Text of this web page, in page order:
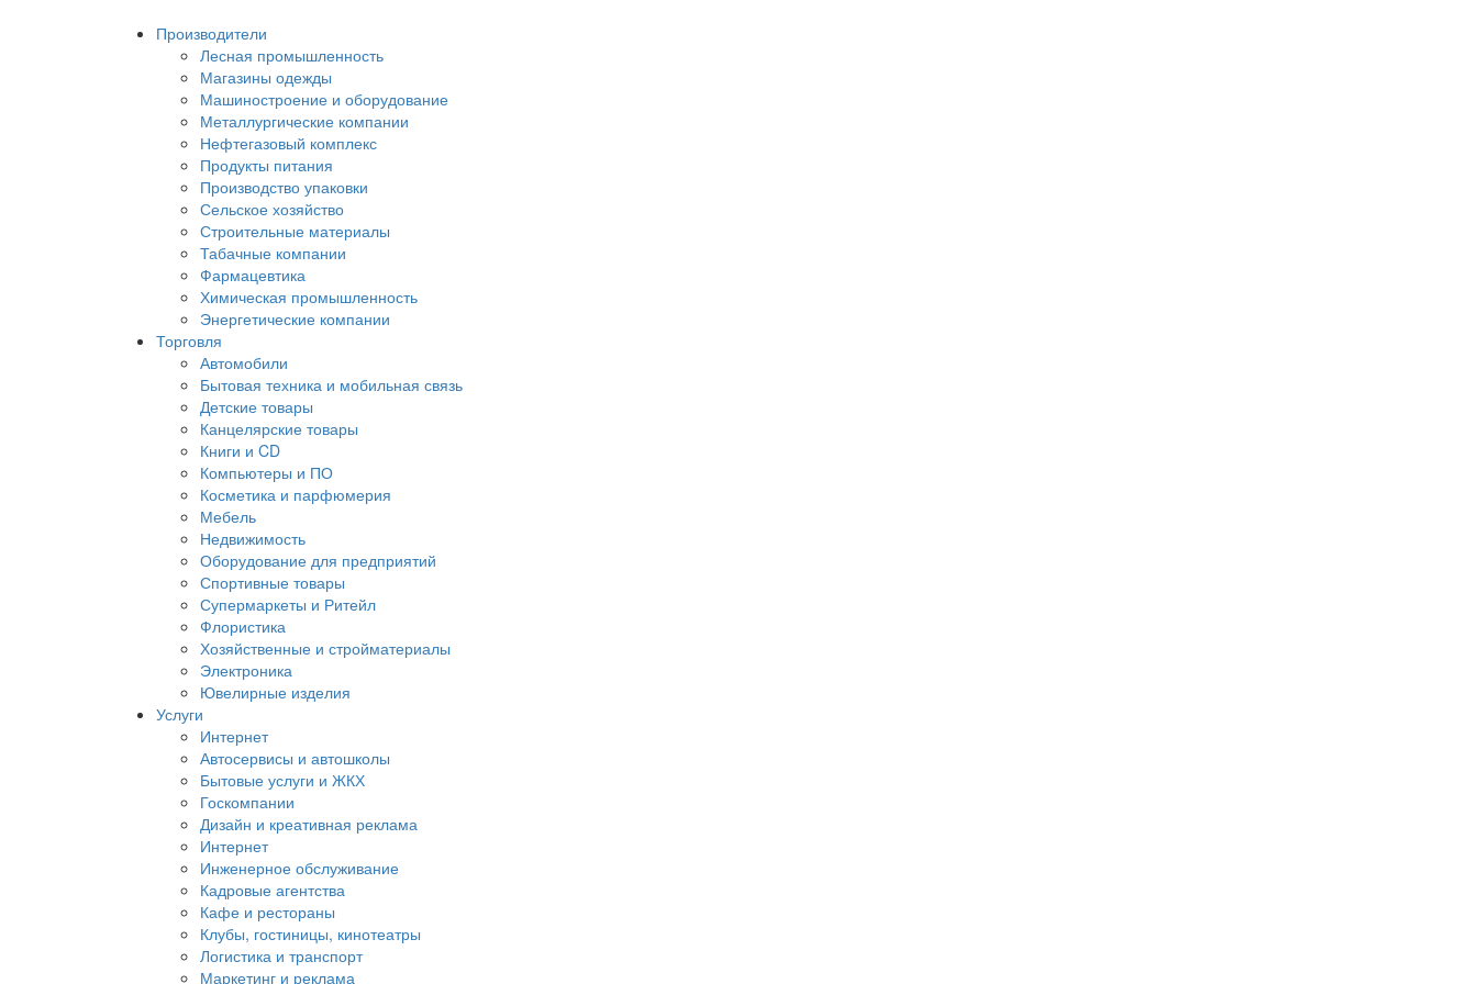
Производители
Лесная промышленность
Магазины одежды
Машиностроение и оборудование
Металлургические компании
Нефтегазовый комплекс
Продукты питания
Производство упаковки
Сельское хозяйство
Строительные материалы
Табачные компании
Фармацевтика
Химическая промышленность
Энергетические компании
Торговля
Автомобили
Бытовая техника и мобильная связь
Детские товары
Канцелярские товары
Книги и CD
Компьютеры и ПО
Косметика и парфюмерия
Мебель
Недвижимость
Оборудование для предприятий
Спортивные товары
Супермаркеты и Ритейл
Флористика
Хозяйственные и стройматериалы
Электроника
Ювелирные изделия
Услуги
Интернет
Автосервисы и автошколы
Бытовые услуги и ЖКХ
Госкомпании
Дизайн и креативная реклама
Интернет
Инженерное обслуживание
Кадровые агентства
Кафе и рестораны
Клубы, гостиницы, кинотеатры
Логистика и транспорт
Маркетинг и реклама